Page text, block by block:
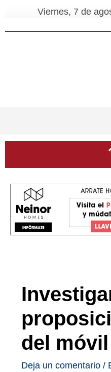
Viernes, 7 de
del móvil
Deja un comentario /